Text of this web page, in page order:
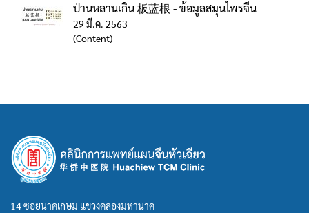
ป่านหลานเกิน 板蓝根 - ข้อมูลสมุนไพรจีน
29 มี.ค. 2563
(Content)
14 ซอยนาคเกษม แขวงคลองมหานาค